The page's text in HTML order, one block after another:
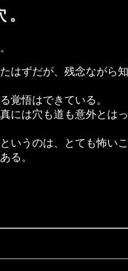
はずだが、残念ながら
覚悟はできている。
には穴も道も意外とは
いうのは、とても怖い
る。